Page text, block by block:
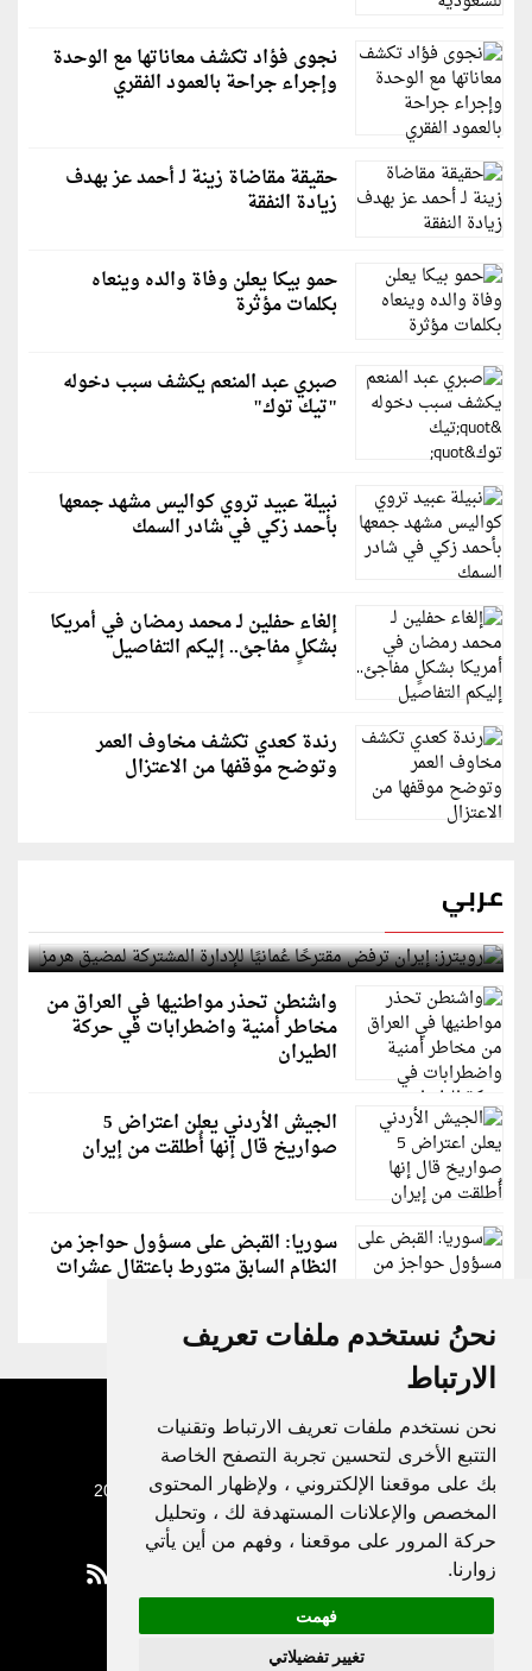
نحنُ نستخدم ملفات تعريف
الارتباط
نحن نستخدم ملفات تعريف الارتباط وتقنيات
التتبع الأخرى لتحسين تجربة التصفح الخاصة
بك على موقعنا الإلكتروني ، ولإظهار المحتوى
المخصص والإعلانات المستهدفة لك ، وتحليل
حركة المرور على موقعنا ، وفهم من أين يأتي
زوارنا.
فهمت
تغيير تفضيلاتي
نجوى فؤاد تكشف معاناتها مع الوحدة
وإجراء جراحة بالعمود الفقري
حقيقة مقاضاة زينة لـ أحمد عز بهدف
زيادة النفقة
حمو بيكا يعلن وفاة والده وينعاه
بكلمات مؤثرة
صبري عبد المنعم يكشف سبب دخوله
"تيك توك"
نبيلة عبيد تروي كواليس مشهد جمعها
بأحمد زكي في شادر السمك
إلغاء حفلين لـ محمد رمضان في أمريكا
بشكلٍ مفاجئ.. إليكم التفاصيل
رندة كعدي تكشف مخاوف العمر
وتوضح موقفها من الاعتزال
عربي
رويترز: إيران ترفض مقترحًا عُمانيًا للإدارة المشتركة
لمضيق هرمز
واشنطن تحذر مواطنيها في العراق من
مخاطر أمنية واضطرابات في حركة
الطيران
الجيش الأردني يعلن اعتراض 5
صواريخ قال إنها أُطلقت من إيران
سوريا: القبض على مسؤول حواجز من
النظام السابق متورط باعتقال عشرات
جميع الحقوق محفوظة لدنيا الوطن © 2003 - 2022
Privacy Policy